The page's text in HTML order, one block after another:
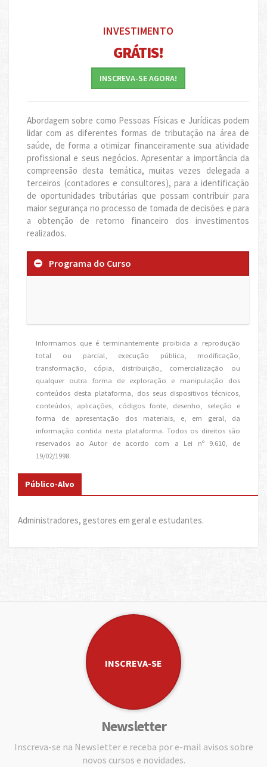
INVESTIMENTO
GRÁTIS!
INSCREVA-SE AGORA!
Abordagem sobre como Pessoas Físicas e Jurídicas podem
lidar com as diferentes formas de tributação na área de
saúde, de forma a otimizar financeiramente sua atividade
profissional e seus negócios. Apresentar a importância da
compreensão desta temática, muitas vezes delegada a
terceiros (contadores e consultores), para a identificação
de oportunidades tributárias que possam contribuir para
maior segurança no processo de tomada de decisões e para
a obtenção de retorno financeiro dos investimentos
realizados.
Programa do Curso
Informamos que é terminantemente proibida a reprodução
total ou parcial, execução pública, modificação,
transformação, cópia, distribuição, comercialização ou
qualquer outra forma de exploração e manipulação dos
conteúdos desta plataforma, dos seus dispositivos técnicos,
conteúdos, aplicações, códigos fonte, desenho, seleção e
forma de apresentação dos materiais, e, em geral, da
informação contida nesta plataforma. Todos os direitos são
reservados ao Autor de acordo com a Lei nº 9.610, de
19/02/1998.
Público-Alvo
Administradores, gestores em geral e estudantes.
INSCREVA-SE
Newsletter
Inscreva-se na Newsletter e receba por e-mail avisos sobre
novos cursos e novidades.